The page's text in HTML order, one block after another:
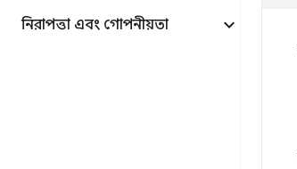
নিরাপত্তা এবং গোপনীয়তা